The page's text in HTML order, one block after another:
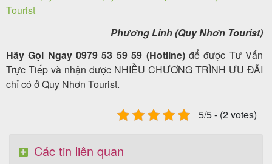
Tourist
Phương Linh (Quy Nhơn Tourist)
Hãy Gọi Ngay 0979 53 59 59 (Hotline) để được Tư Vấn
Trực Tiếp và nhận được NHIỀU CHƯƠNG TRÌNH ƯU ĐÃI
chỉ có ở Quy Nhơn Tourist.
5/5 - (2 votes)
Các tin liên quan